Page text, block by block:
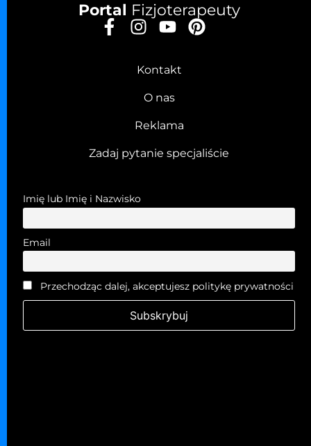
Portal Fizjoterapeuty
Kontakt
O nas
Reklama
Zadaj pytanie specjaliście
Imię lub Imię i Nazwisko
Email
Przechodząc dalej, akceptujesz politykę prywatności